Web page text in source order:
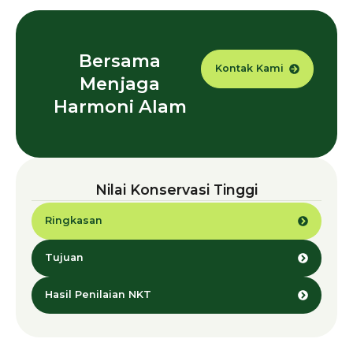
Nilai Konservasi Tinggi
Ringkasan
Tujuan
Hasil Penilaian NKT
Bersama
Menjaga
Harmoni Alam
Kontak Kami